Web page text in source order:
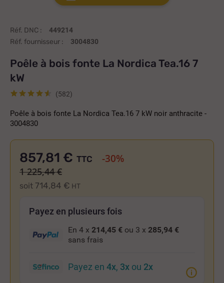
Réf. DNC : 449214
Réf. fournisseur : 3004830
Poêle à bois fonte La Nordica Tea.16 7
kW
(582)
Poêle à bois fonte La Nordica Tea.16 7 kW noir anthracite -
3004830
857,81 €
soit 714,84 € HT
TTC -30%
1 225,44 €
Payez en plusieurs fois
En 4 x 214,45 € ou 3 x 285,94 €
sans frais
Payez en 4x, 3x ou 2x